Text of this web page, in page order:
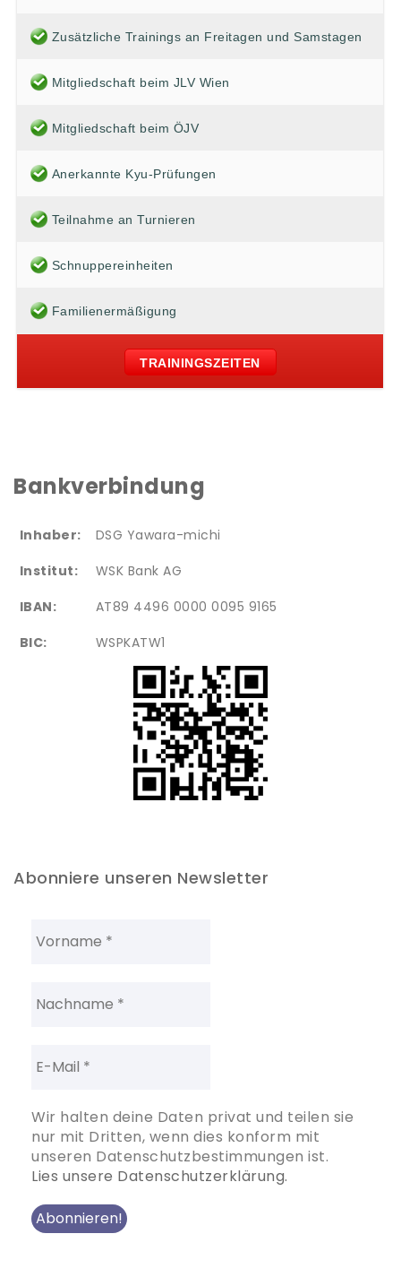
Zusätzliche Trainings an Freitagen und Samstagen
Mitgliedschaft beim JLV Wien
Mitgliedschaft beim ÖJV
Anerkannte Kyu-Prüfungen
Teilnahme an Turnieren
Schnuppereinheiten
Familienermäßigung
TRAININGSZEITEN
Bankverbindung
Inhaber:
DSG Yawara-michi
Institut:
WSK Bank AG
IBAN:
AT89 4496 0000 0095 9165
BIC:
WSPKATW1
Abonniere unseren Newsletter
Wir halten deine Daten privat und teilen sie
nur mit Dritten, wenn dies konform mit
unseren Datenschutzbestimmungen ist.
Lies unsere Datenschutzerklärung.